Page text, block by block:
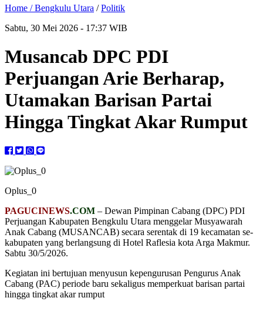
Home /Bengkulu Utara /Politik
Sabtu, 30 Mei 2026 - 17:37 WIB
Musancab DPC PDI
Perjuangan Arie Berharap,
Utamakan Barisan Partai
Hingga Tingkat Akar Rumput
Oplus_0
PAGUCINEWS.COM – Dewan Pimpinan Cabang (DPC) PDI
Perjuangan Kabupaten Bengkulu Utara menggelar Musyawarah
Anak Cabang (MUSANCAB) secara serentak di 19 kecamatan se-
kabupaten yang berlangsung di Hotel Raflesia kota Arga Makmur.
Sabtu 30/5/2026.
Kegiatan ini bertujuan menyusun kepengurusan Pengurus Anak
Cabang (PAC) periode baru sekaligus memperkuat barisan partai
hingga tingkat akar rumput